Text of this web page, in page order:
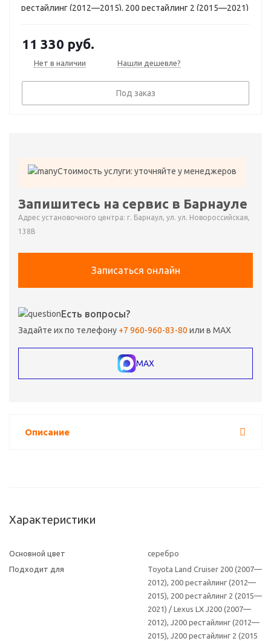
рестайлинг (2012—2015), 200 рестайлинг 2 (2015—2021)
11 330 руб.
Нет в наличии Нашли дешевле?
Под заказ
Стоимость услуги: уточняйте у менеджеров
Запишитесь на сервис в Барнауле
Адрес установочного центра: г. Барнаул, ул. ул. Новороссийская,
138В
Записаться онлайн
Есть вопросы?
Задайте их по телефону +7 960-960-83-80 или в MAX
MAX
Описание
Характеристики
Основной цвет
серебро
Подходит для
Toyota Land Cruiser 200 (2007—
2012), 200 рестайлинг (2012—
2015), 200 рестайлинг 2 (2015—
2021) / Lexus LX J200 (2007—
2012), J200 рестайлинг (2012—
2015), J200 рестайлинг 2 (2015